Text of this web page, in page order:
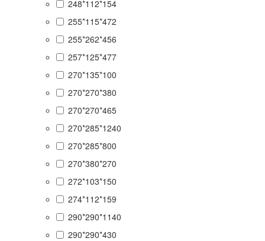
248*112*154
255*115*472
255*262*456
257*125*477
270*135*100
270*270*380
270*270*465
270*285*1240
270*285*800
270*380*270
272*103*150
274*112*159
290*290*1140
290*290*430